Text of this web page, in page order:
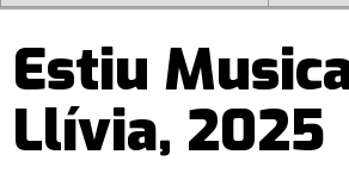
Estiu
Llívia, 2025